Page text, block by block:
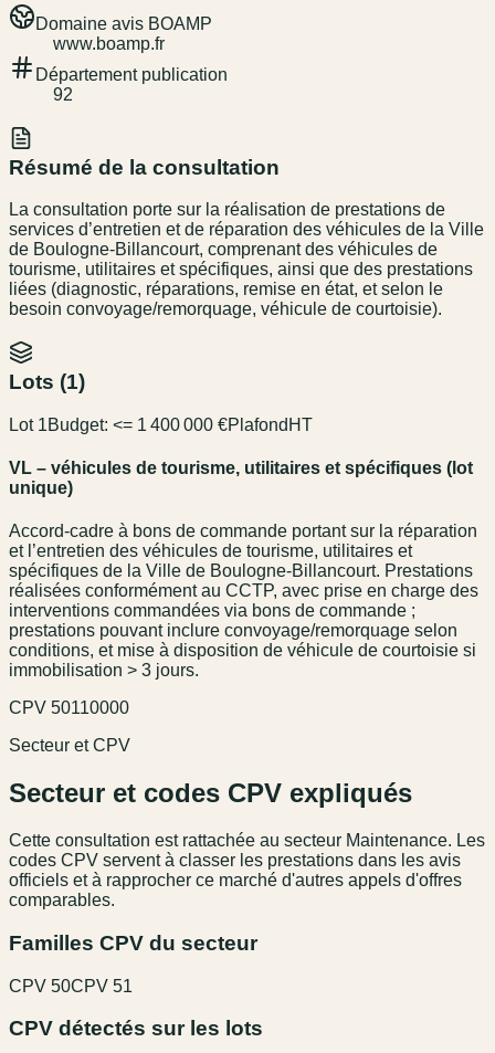
Domaine avis BOAMP
www.boamp.fr
Département publication
92
Résumé de la consultation
La consultation porte sur la réalisation de prestations de
services d’entretien et de réparation des véhicules de la Ville
de Boulogne-Billancourt, comprenant des véhicules de
tourisme, utilitaires et spécifiques, ainsi que des prestations
liées (diagnostic, réparations, remise en état, et selon le
besoin convoyage/remorquage, véhicule de courtoisie).
Lots (1)
Lot 1Budget: <= 1 400 000 €Plafond HT
VL – véhicules de tourisme, utilitaires et spécifiques (lot
unique)
Accord-cadre à bons de commande portant sur la réparation
et l’entretien des véhicules de tourisme, utilitaires et
spécifiques de la Ville de Boulogne-Billancourt. Prestations
réalisées conformément au CCTP, avec prise en charge des
interventions commandées via bons de commande ;
prestations pouvant inclure convoyage/remorquage selon
conditions, et mise à disposition de véhicule de courtoisie si
immobilisation > 3 jours.
CPV 50110000
Secteur et CPV
Secteur et codes CPV expliqués
Cette consultation est rattachée au secteur Maintenance. Les
codes CPV servent à classer les prestations dans les avis
officiels et à rapprocher ce marché d'autres appels d'offres
comparables.
Familles CPV du secteur
CPV 50CPV 51
CPV détectés sur les lots